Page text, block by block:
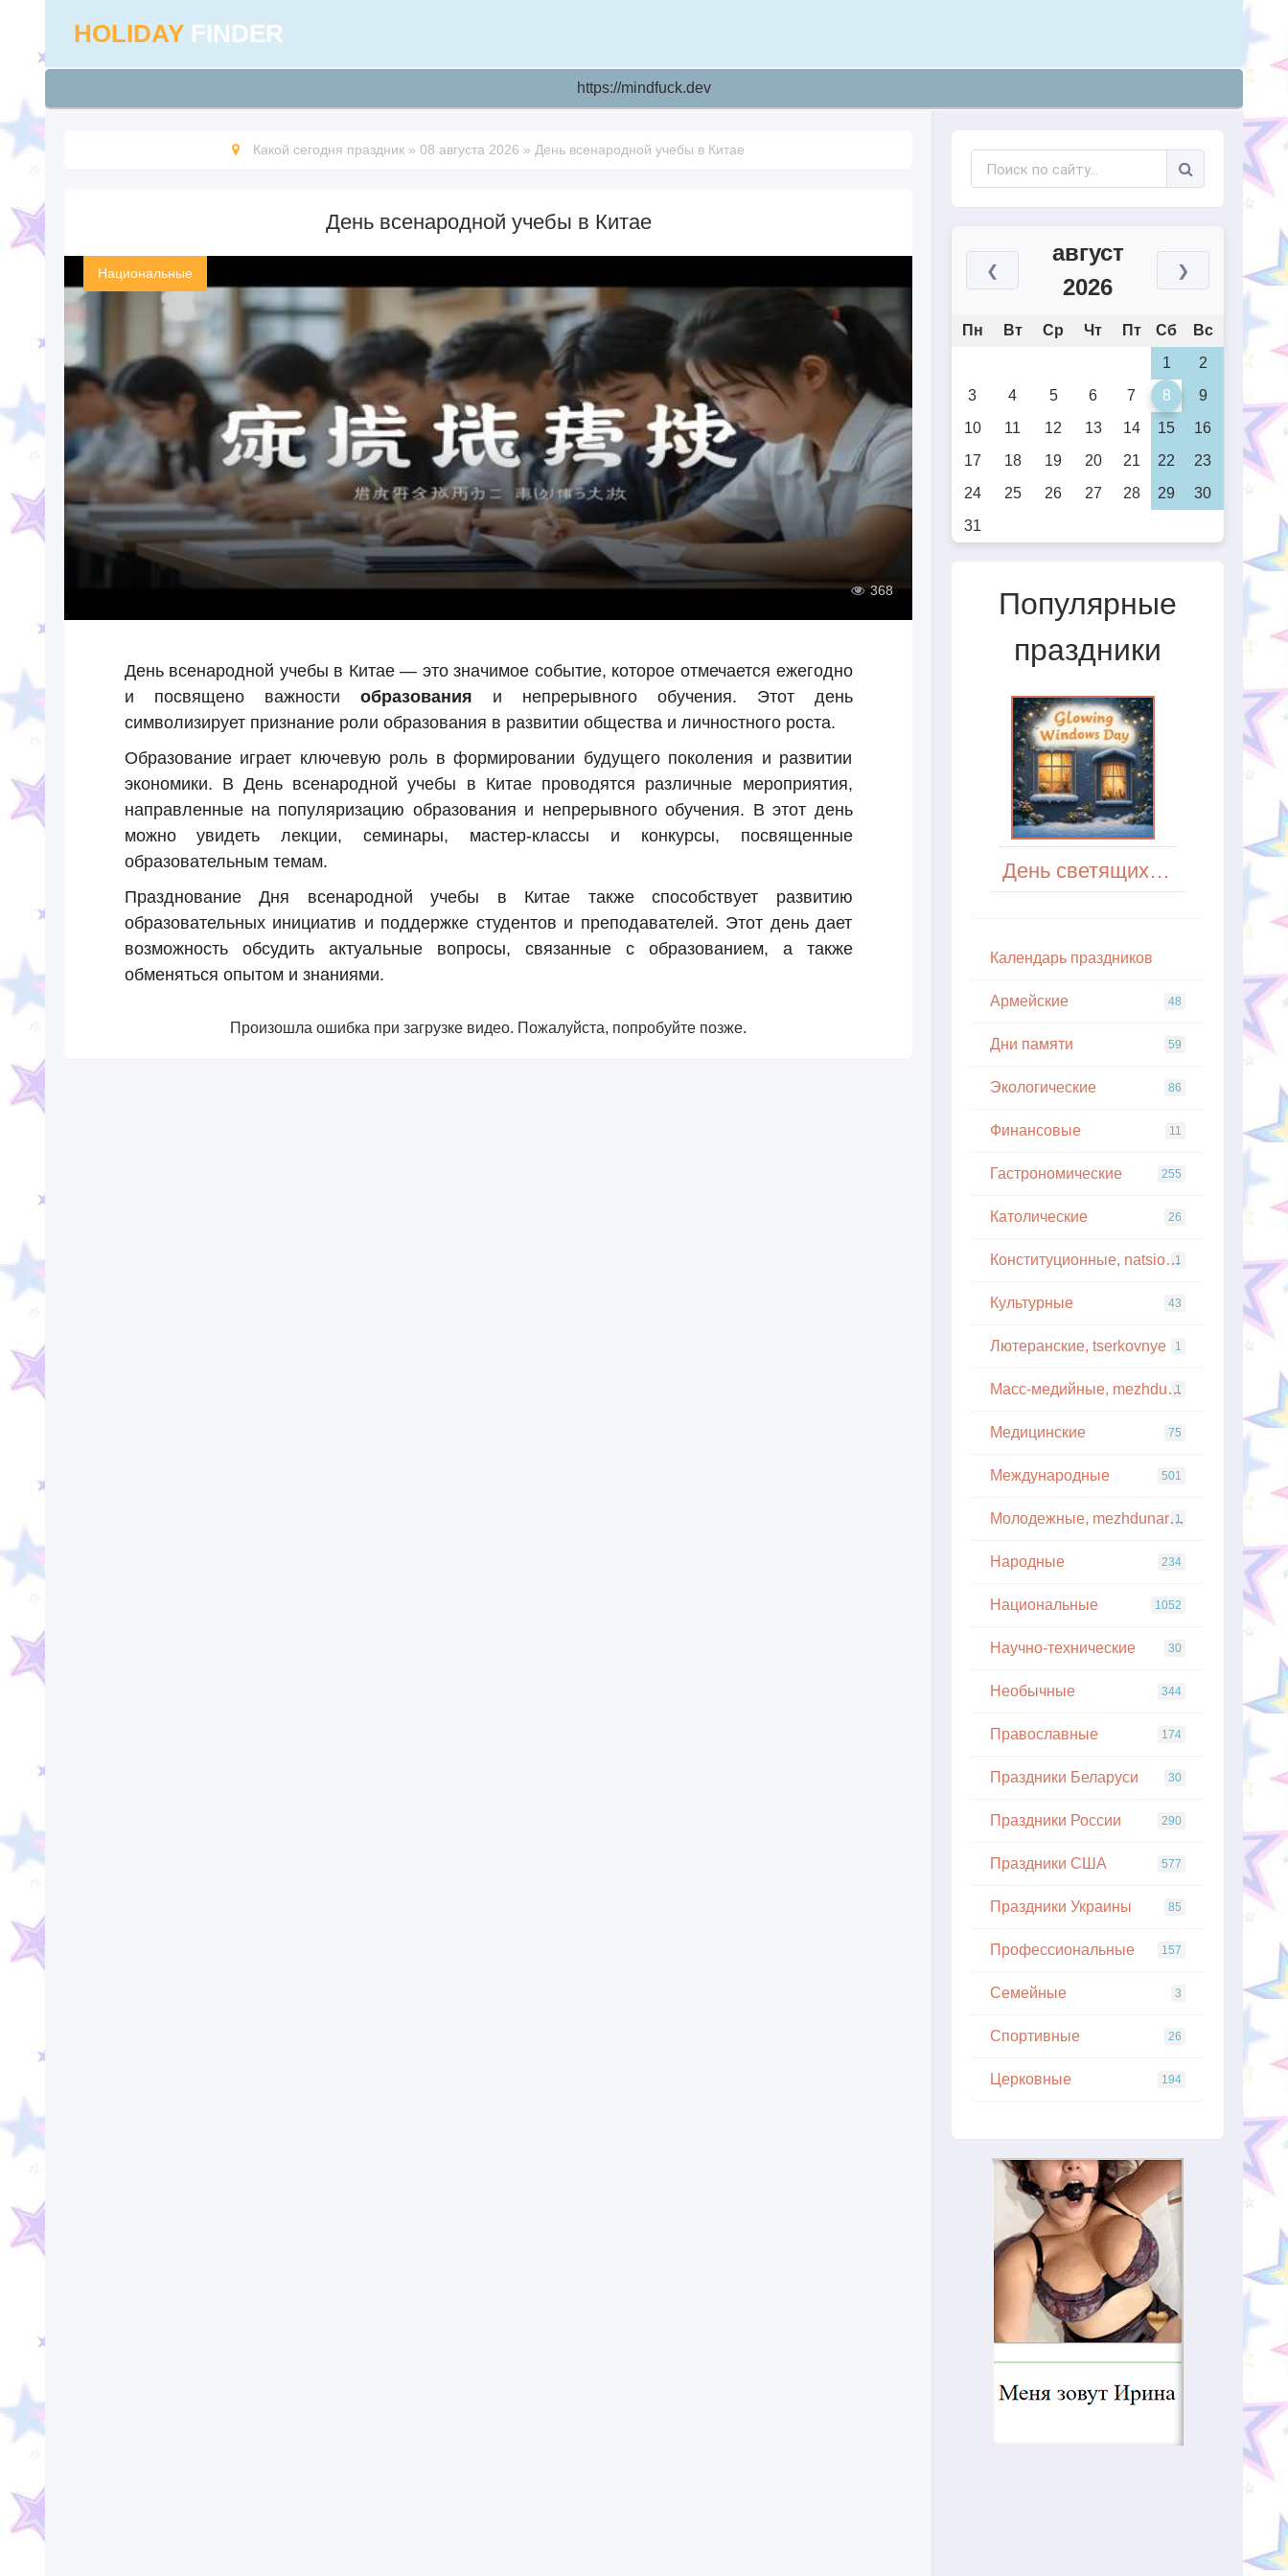
HOLIDAY FINDER
https://mindfuck.dev
Какой сегодня праздник » 08 августа 2026 » День всенародной учебы в Китае
День всенародной учебы в Китае
Национальные
368
День всенародной учебы в Китае — это значимое событие, которое отмечается ежегодно
и посвящено важности образования и непрерывного обучения. Этот день
символизирует признание роли образования в развитии общества и личностного роста.
Образование играет ключевую роль в формировании будущего поколения и развитии
экономики. В День всенародной учебы в Китае проводятся различные мероприятия,
направленные на популяризацию образования и непрерывного обучения. В этот день
можно увидеть лекции, семинары, мастер-классы и конкурсы, посвященные
образовательным темам.
Празднование Дня всенародной учебы в Китае также способствует развитию
образовательных инициатив и поддержке студентов и преподавателей. Этот день дает
возможность обсудить актуальные вопросы, связанные с образованием, а также
обменяться опытом и знаниями.
Произошла ошибка при загрузке видео. Пожалуйста, попробуйте позже.
❮
август
2026
❯
Пн Вт Ср Чт Пт Сб
Вс
1
2
3
4 5 6 7 8
9
10
11 12 13 14 15
16
17
18 19 20 21 22
23
24
25 26 27 28 29
30
31
Популярные
праздники
День светящихся окошек
Кaлeндapь пpaздникoв
Армейские 48
Дни памяти 59
Экологические 86
Финансовые 11
Гастрономические 255
Католические 26
Конституционные, natsionalnye
1
Культурные 43
Лютеранские, tserkovnye 1
Масс-медийные, mezhdunarodnye
1
Медицинские 75
Международные 501
Молодежные, mezhdunarodnye
1
Народные 234
Национальные 1052
Научно-технические 30
Необычные 344
Православные 174
Праздники Беларуси 30
Праздники России 290
Праздники США 577
Праздники Украины 85
Профессиональные 157
Семейные 3
Спортивные 26
Церковные 194